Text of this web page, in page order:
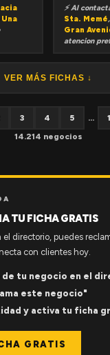
Una
⚡ Al
Sta. Memé
Gran
atencion
VER MÁS FICHAS ↓
3 4 5 ...
14.214 negocios
TU FICHA GRATIS
directorio, puedes
con clientes hoy.
de tu negocio en el
este negocio"
y activa tu ficha
GRATIS